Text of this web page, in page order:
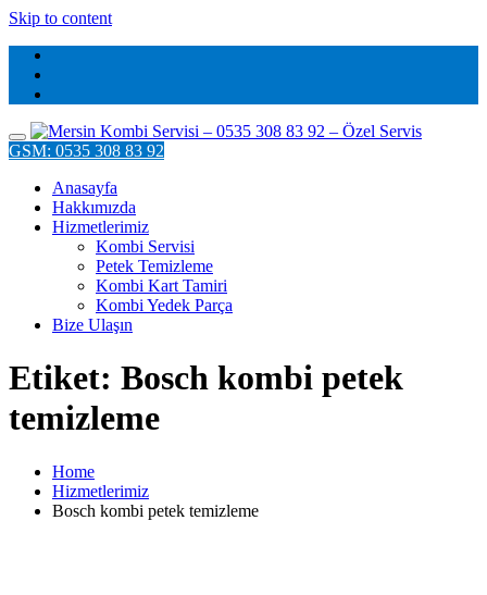
Skip to content
GSM: 0535 308 83 92
Anasayfa
Hakkımızda
Hizmetlerimiz
Kombi Servisi
Petek Temizleme
Kombi Kart Tamiri
Kombi Yedek Parça
Bize Ulaşın
Etiket: Bosch kombi petek
temizleme
Home
Hizmetlerimiz
Bosch kombi petek temizleme